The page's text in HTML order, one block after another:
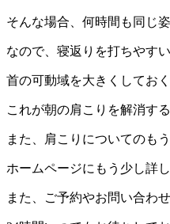
そんな場合、何時間も同じ
なので、寝返りを打ちやす
首の可動域を大きくしておく
これが朝の肩こりを解消す
また、肩こりについてのも
ホームページにもう少し詳
また、ご予約やお問い合わ